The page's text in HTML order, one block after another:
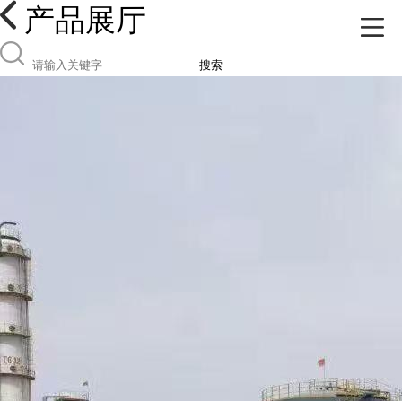
产品展厅
搜索